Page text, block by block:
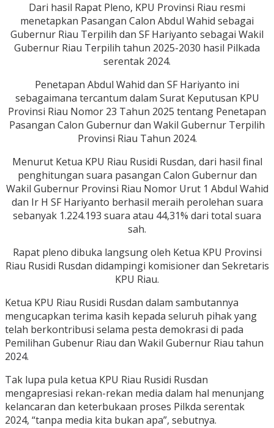
Dari hasil Rapat Pleno, KPU Provinsi Riau resmi
menetapkan Pasangan Calon Abdul Wahid sebagai
Gubernur Riau Terpilih dan SF Hariyanto sebagai Wakil
Gubernur Riau Terpilih tahun 2025-2030 hasil Pilkada
serentak 2024.
Penetapan Abdul Wahid dan SF Hariyanto ini
sebagaimana tercantum dalam Surat Keputusan KPU
Provinsi Riau Nomor 23 Tahun 2025 tentang Penetapan
Pasangan Calon Gubernur dan Wakil Gubernur Terpilih
Provinsi Riau Tahun 2024.
Menurut Ketua KPU Riau Rusidi Rusdan, dari hasil final
penghitungan suara pasangan Calon Gubernur dan
Wakil Gubernur Provinsi Riau Nomor Urut 1 Abdul Wahid
dan Ir H SF Hariyanto berhasil meraih perolehan suara
sebanyak 1.224.193 suara atau 44,31% dari total suara
sah.
Rapat pleno dibuka langsung oleh Ketua KPU Provinsi
Riau Rusidi Rusdan didampingi komisioner dan Sekretaris
KPU Riau.
Ketua KPU Riau Rusidi Rusdan dalam sambutannya
mengucapkan terima kasih kepada seluruh pihak yang
telah berkontribusi selama pesta demokrasi di pada
Pemilihan Gubenur Riau dan Wakil Gubernur Riau tahun
2024.
Tak lupa pula ketua KPU Riau Rusidi Rusdan
mengapresiasi rekan-rekan media dalam hal menunjang
kelancaran dan keterbukaan proses Pilkda serentak
2024, “tanpa media kita bukan apa”, sebutnya.